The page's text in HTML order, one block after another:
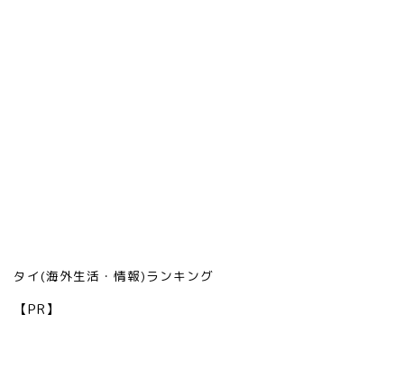
タイ(海外生活・情報)ランキング
【PR】